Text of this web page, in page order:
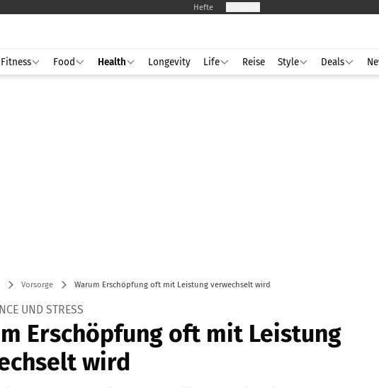
Hefte
Fitness Food Health Longevity Life Reise Style Deals
Vorsorge Warum Erschöpfung oft mit Leistung verwechselt wird
UND STRESS
Erschöpfung oft mit Leistung
wird